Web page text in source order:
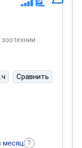
Сравнить
месяц